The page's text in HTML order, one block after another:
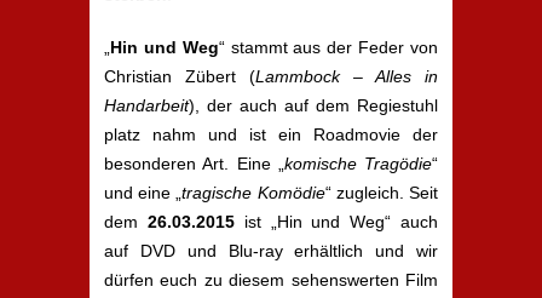
Hin und Weg“ stammt aus der Feder von
Christian Zübert (Lammbock – Alles in
Handarbeit), der auch auf dem Regiestuhl
platz nahm und ist ein Roadmovie der
besonderen Art. Eine „ komische Tragödie“
und eine „tragische Komödie“ zugleich. Seit
dem 26.03.2015ist „Hin und Weg“ auch
auf DVD und Blu-ray erhältlich und wir
dürfen euch zu diesem sehenswerten Film